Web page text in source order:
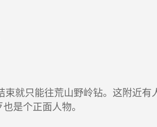
就只能往荒山野岭钻。这附近
是个正面人物。